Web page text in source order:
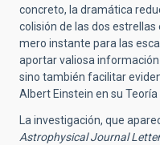
concreto, la dramática
colisión de las dos
mero instante para las
aportar valiosa
sino también facilitar
Albert Einstein en su Teoría
La investigación, que
Astrophysical Journal